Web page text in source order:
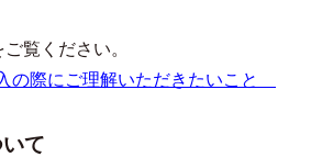
覧ください。
の際にご理解いただきたいこと
て